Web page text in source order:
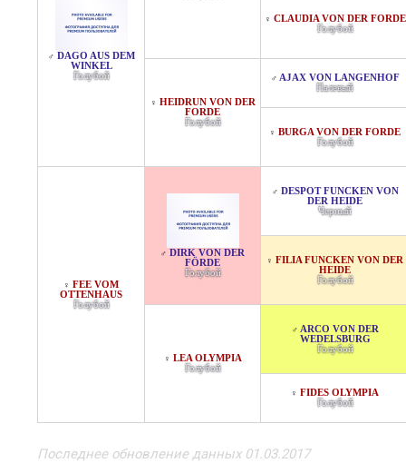
♂ DAGO AUS DEM
WINKEL
Голубой
♀ CLAUDIA VON DER FORDE
Голубой
♀ HEIDRUN VON DER
FORDE
Голубой
♂ AJAX VON LANGENHOF
Палевый
♀ BURGA VON DER FORDE
Голубой
♀ FEE VOM
OTTENHAUS
Голубой
♂ DIRK VON DER
FÖRDE
Голубой
♂ DESPOT FUNCKEN VON
DER HEIDE
Черный
♀ FILIA FUNCKEN VON DER
HEIDE
Голубой
♀ LEA OLYMPIA
Голубой
♂ ARCO VON DER
WEDELSBURG
Голубой
♀ FIDES OLYMPIA
Голубой
Последнее обновление данных 01.03.2017